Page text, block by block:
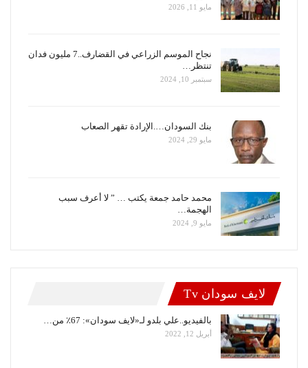
مايو 11, 2026
نجاح الموسم الزراعي في القضارف..7 مليون فدان
تنتظر…
سبتمبر 10, 2024
بنك السودان….الإرادة تقهر الصعاب
مايو 29, 2024
محمد حامد جمعة يكتب … ” لا أعرف سبب
الهجمة…
مايو 9, 2024
لايف سودان Tv
بالفيديو..علي بلدو لـ«لايف سودان»: 67٪ من…
أبريل 12, 2022